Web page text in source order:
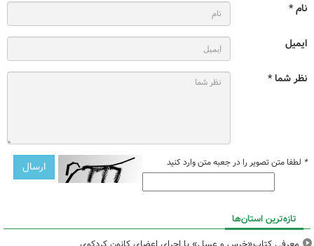
نام *
ایمیل
نظر شما *
* لطفا متن تصویر را در جعبه متن وارد کنید
تازه‌ترین استان‌ها